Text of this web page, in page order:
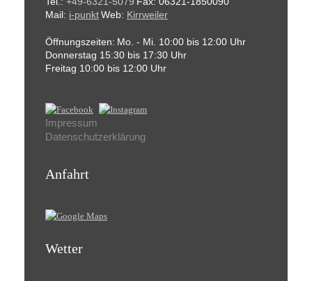
Mail: i-punktWeb: Kirrweiler
Öffnungszeiten: Mo. - Mi. 10:00 bis 12:00 Uhr
Donnerstag 15:30 bis 17:30 Uhr
Freitag 10:00 bis 12:00 Uhr
Impressum
Datenschutzerklärung
Anfahrt
Wetter